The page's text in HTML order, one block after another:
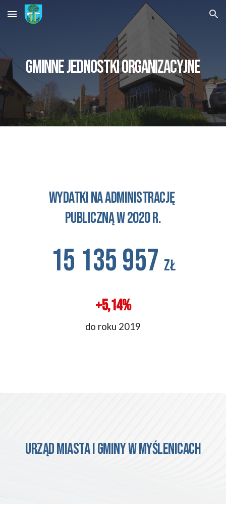
Skip to main content Skip to navigation
gminne Jednostki organizacyjne
wydatki na administrację
publiczną w 2020 r.
15 135 957 zł
+5,14%
do roku 2019
urząd Miasta i Gminy w myślenicach